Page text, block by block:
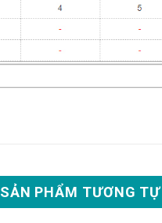
SẢN PHẨM TƯƠNG TỰ